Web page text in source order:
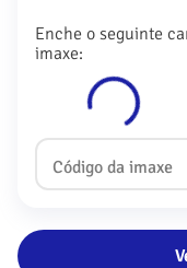
Enche o seguinte
imaxe:
Código da imaxe